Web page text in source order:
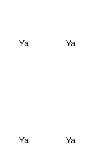
Ya Ya
Ya Ya